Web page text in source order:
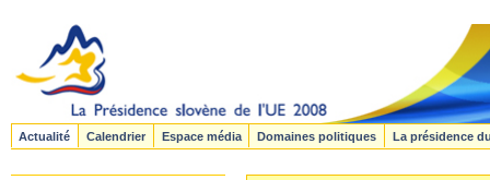
Actualité Calendrier Espace média Domaines politiques La présidence